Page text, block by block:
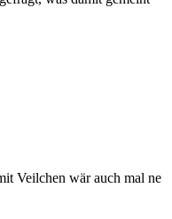
Veilchen wär auch mal ne